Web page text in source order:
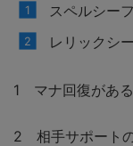
スペルシー
レリックシ
1 マナ回復がある
2 相手サポートの